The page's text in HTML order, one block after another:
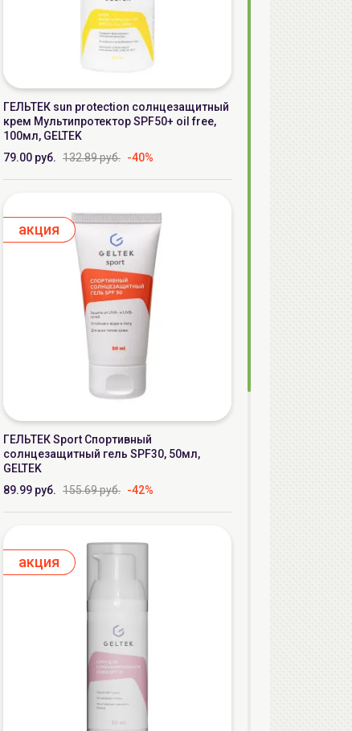
ГЕЛЬТЕК sun protection солнцезащитный
крем Мультипротектор SPF50+ oil free,
100мл, GELTEK
79.00 руб. 132.89 руб. -40%
aкция
ГЕЛЬТЕК Sport Спортивный
солнцезащитный гель SPF30, 50мл,
GELTEK
89.99 руб. 155.69 руб. -42%
aкция